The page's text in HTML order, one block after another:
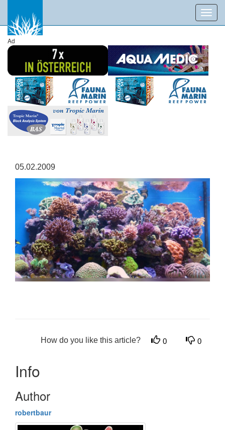
Ad
05.02.2009
How do you like this article? 0 0
Info
Author
robertbaur